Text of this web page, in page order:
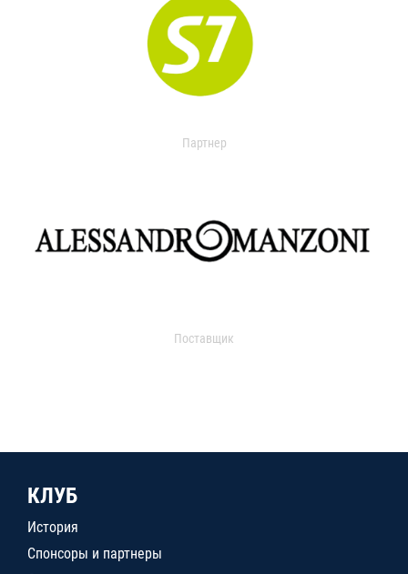
Партнер
Поставщик
КЛУБ
История
Спонсоры и партнеры